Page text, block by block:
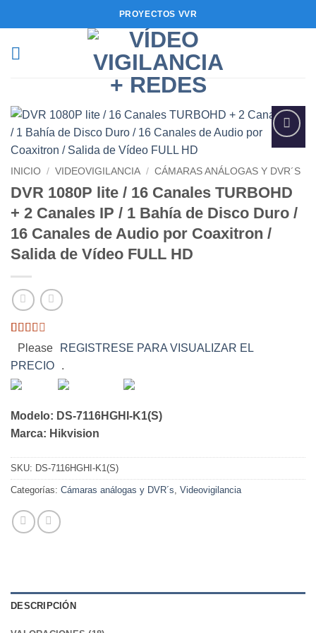
al
PROYECTOS VVR
Añadir
lista de
deseos
INICIO / VIDEOVIGILANCIA / CÁMARAS ANÁLOGAS Y DVR´S
DVR 1080P lite / 16 Canales TURBOHD
+ 2 Canales IP / 1 Bahía de Disco Duro /
16 Canales de Audio por Coaxitron /
Salida de Vídeo FULL HD
Valorado
2.31
de 5
en
a
16
de
Please
REGISTRESE PARA VISUALIZAR EL
PRECIO
.
Modelo: DS-7116HGHI-K1(S)
Marca: Hikvision
SKU: DS-7116HGHI-K1(S)
Categorías: Cámaras análogas y DVR´s, Videovigilancia
DESCRIPCIÓN